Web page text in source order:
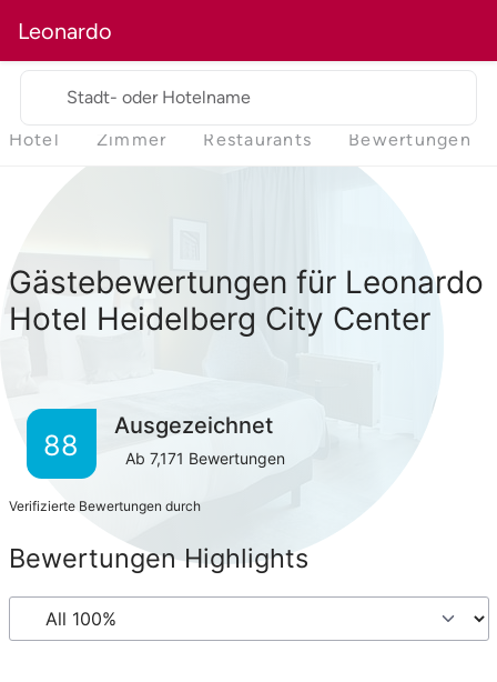
Leonardo
Stadt- oder Hotelname
Hotel Zimmer Restaurants Bewertungen
Gästebewertungen für Leonardo
Hotel Heidelberg City Center
88
Ausgezeichnet
Ab 7,171 Bewertungen
Verifizierte Bewertungen durch
Bewertungen Highlights